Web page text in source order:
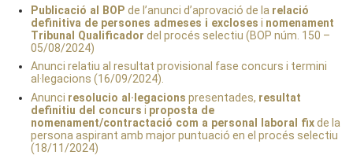
Publicació al BOP de l’anunci d’aprovació de la relació
definitiva de persones admeses i excloses i nomenament
Tribunal Qualificador del procés selectiu (BOP núm. 150 –
05/08/2024)
Anunci relatiu al resultat provisional fase concurs i termini
al·legacions (16/09/2024).
Anunci resolucio al·legacions presentades, resultat
definitiu del concurs i proposta de
nomenament/contractació com a personal laboral fixde la
persona aspirant amb major puntuació en el procés selectiu
(18/11/2024)